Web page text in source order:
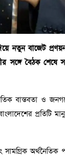
নতুন বাজেট
সঙ্গে বৈঠক শেষে
বাস্তবতা ও
প্রতিটি
অর্থনৈতিক